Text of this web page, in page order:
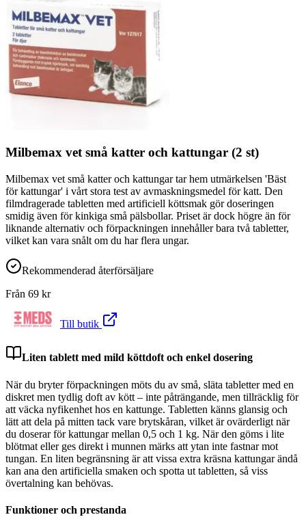
Milbemax vet små katter och kattungar (2 st)
Milbemax vet små katter och kattungar tar hem utmärkelsen 'Bäst
för kattungar' i vårt stora test av avmaskningsmedel för katt. Den
filmdragerade tabletten med artificiell köttsmak gör doseringen
smidig även för kinkiga små pälsbollar. Priset är dock högre än för
liknande alternativ och förpackningen innehåller bara två tabletter,
vilket kan vara snålt om du har flera ungar.
Rekommenderad återförsäljare
Från 69 kr
Till butik
Liten tablett med mild köttdoft och enkel dosering
När du bryter förpackningen möts du av små, släta tabletter med en
diskret men tydlig doft av kött – inte påträngande, men tillräcklig för
att väcka nyfikenhet hos en kattunge. Tabletten känns glansig och
lätt att dela på mitten tack vare brytskåran, vilket är ovärderligt när
du doserar för kattungar mellan 0,5 och 1 kg. När den göms i lite
blötmat eller ges direkt i munnen märks att ytan inte fastnar mot
tungan. En liten begränsning är att vissa extra kräsna kattungar ändå
kan ana den artificiella smaken och spotta ut tabletten, så viss
övertalning kan behövas.
Funktioner och prestanda